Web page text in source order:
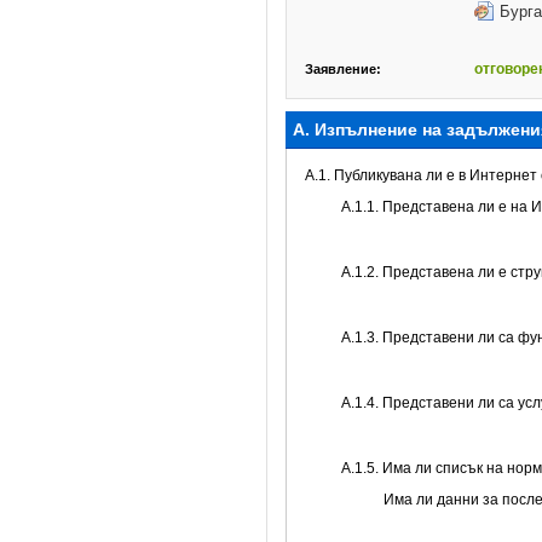
Заявление:
А. Изпълнение на
A.1. Публикувана ли е в
A.1.1. Представена ли е на
A.1.2. Представена ли е
А.1.3. Представени ли са
А.1.4. Представени ли са
А.1.5. Има ли списък на
Има ли данни за